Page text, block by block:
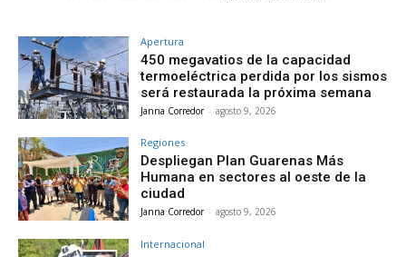
Apertura
450 megavatios de la capacidad
termoeléctrica perdida por los sismos
será restaurada la próxima semana
Janna Corredor - agosto 9, 2026
Regiones
Despliegan Plan Guarenas Más
Humana en sectores al oeste de la
ciudad
Janna Corredor - agosto 9, 2026
Internacional